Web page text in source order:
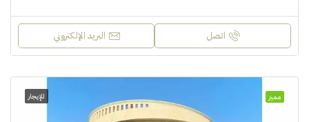
اتصل البريد الإلكتروني
مميز للإيجار